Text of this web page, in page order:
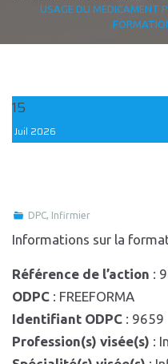
USAGE DU MEDICAMENT
15
Juil 2026
DPC, Infirmier
Informations sur la
Référence de l’action :
ODPC : FREEFORMA
Identifiant ODPC : 9659
Profession(s) visée(s) :